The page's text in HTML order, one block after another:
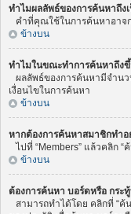
ทำไมผลลัพธ์ของการค้นหาถึง
คำที่คุณใช้ในการค้นหาอาจ
ข้างบน
ทำไมในขณะทำการค้นหาถึง
ผลลัพธ์ของการค้นหามีจำนว
เงื่อนไขในการค้นหา
ข้างบน
หากต้องการค้นหาสมาชิกทำอ
ไปที่ “Members” แล้วคลิก “
ข้างบน
ต้องการค้นหา บอร์ดหรือ กระ
สามารถทำได้โดย คลิกที่ “ค้